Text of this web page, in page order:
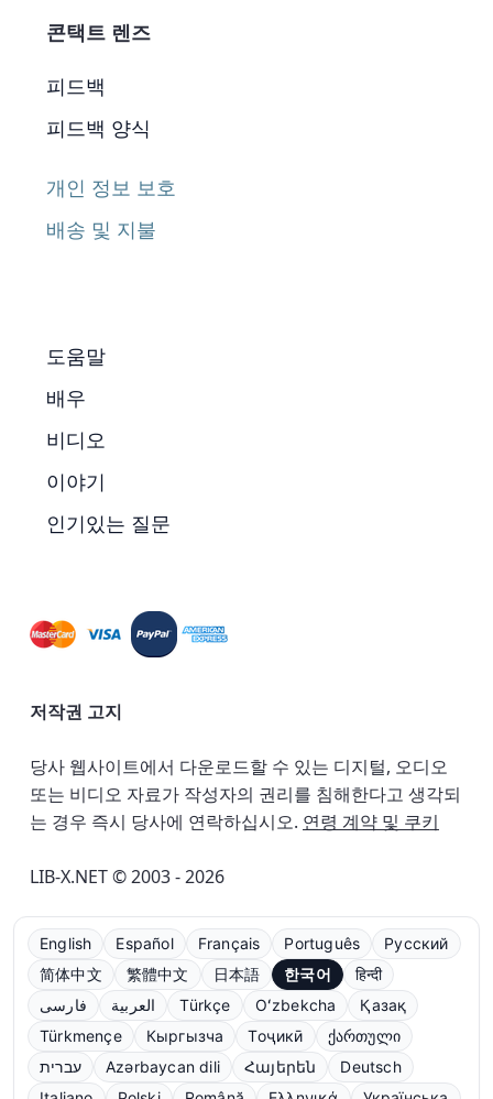
콘택트 렌즈
피드백
피드백 양식
개인 정보 보호
배송 및 지불
도움말
배우
비디오
이야기
인기있는 질문
저작권 고지
당사 웹사이트에서 다운로드할 수 있는 디지털, 오디오
또는 비디오 자료가 작성자의 권리를 침해한다고 생각되
는 경우 즉시 당사에 연락하십시오. 연령 계약 및 쿠키
LIB-X.NET © 2003 - 2026
English Español Français Português
Русский
简体中文
繁體中文 日本語 한국어
हिन्दी
فارسی
العربية Türkçe Oʻzbekcha
Қазақ
Türkmençe
Кыргызча Тоҷикӣ
ქართული
עברית
Azərbaycan dili Հայերեն
Deutsch